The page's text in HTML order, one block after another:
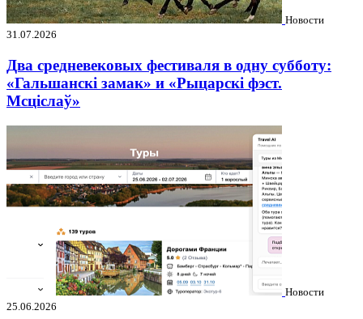
Новости
31.07.2026
Два средневековых фестиваля в одну субботу:
«Гальшанскі замак» и «Рыцарскі фэст.
Мсціслаў»
Новости
25.06.2026